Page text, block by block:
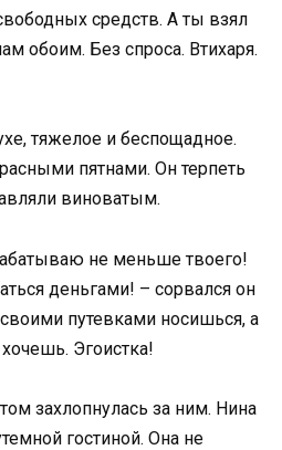
средств. А ты взял
обоим. Без спроса. Втихаря.
тяжелое и беспощадное.
пятнами. Он терпеть
виноватым.
не меньше твоего!
деньгами! – сорвался он
путевками носишься, а
Эгоистка!
захлопнулась за ним. Нина
гостиной. Она не